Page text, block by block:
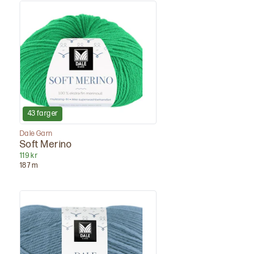
43 farger
Dale Garn
Soft Merino
119 kr
187m